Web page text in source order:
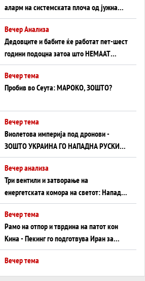
аларм на системската плоча од јужна
Германија до Црното Море...
Вечер Анализа
Дедовците и бабите ќе работат пет-шест
години подоцна затоа што НЕМААТ
ВНУЦИ ДА ГИ ЗАМЕНАТ
Вечер тема
Пробив во Сеута: МАРОКО, ЗОШТО?
Вечер тема
Виолетова империја под дронови -
ЗОШТО УКРАИНА ГО НАПАДНА РУСКИОТ
WILDBERRIES
Вечер анализа
Три вентили и затворање на
енергетската комора на светот: Нападот
во Суец најавува глобален енергетски
инфаркт?
Вечер тема
Рамо на отпор и тврдина на патот кон
Кина - Пекинг го подготвува Иран за
американска копнена инвазија
Вечер тема